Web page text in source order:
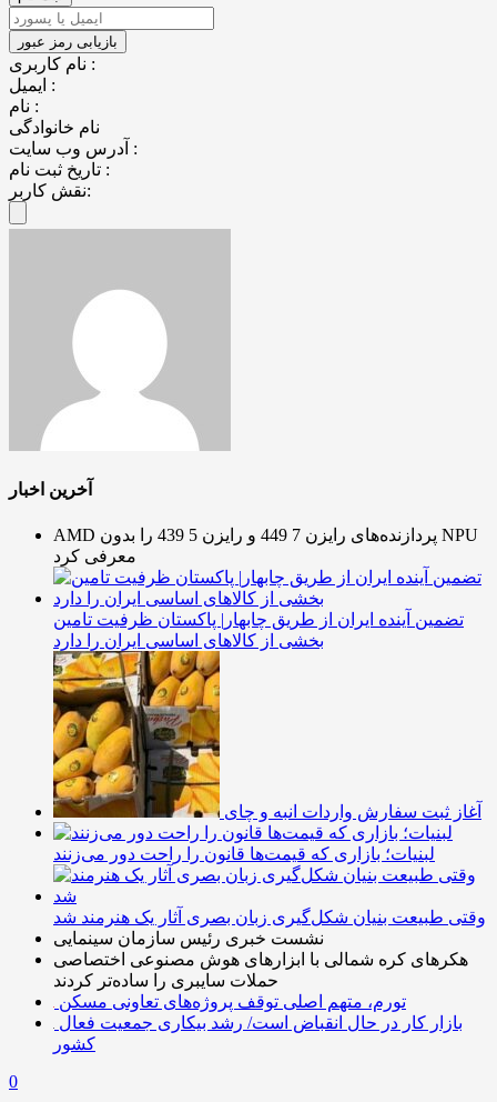
نام کاربری :
ایمیل :
نام :
نام خانوادگی
آدرس وب سایت :
تاریخ ثبت نام :
نقش کاربر:
آخرین اخبار
AMD پردازنده‌های رایزن 7 449 و رایزن 5 439 را بدون NPU
معرفی کرد
تضمین آینده ایران از طریق چابهار| پاکستان ظرفیت تامین
بخشی از کالاهای اساسی ایران را دارد
آغاز ثبت سفارش واردات انبه و چای
لبنیات؛ بازاری که قیمت‌ها قانون را راحت دور می‌زنند
وقتی طبیعت بنیان شکل‌گیری زبان بصری آثار یک هنرمند شد
نشست خبری رئیس سازمان سینمایی
هکرهای کره شمالی با ابزارهای هوش مصنوعی اختصاصی
حملات سایبری را ساده‌تر کردند
تورم، متهم اصلی توقف پروژه‌های تعاونی مسکن
بازار کار در حال انقباض است/ رشد بیکاری جمعیت فعال
کشور
0